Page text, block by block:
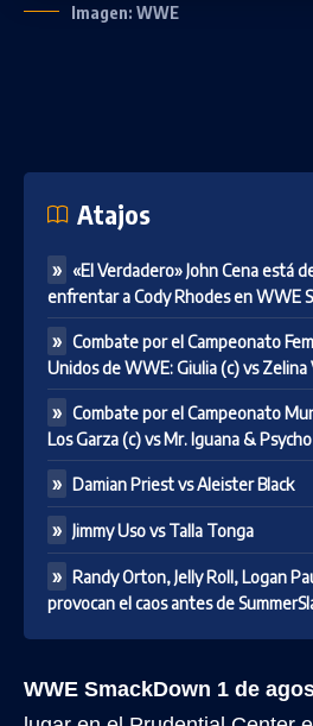
Imagen: WWE
Atajos
«El Verdadero» John Cena está
enfrentar a Cody Rhodes en WWE
Combate por el Campeonato
Unidos de WWE: Giulia (c) vs Zelina
Combate por el Campeonato
Los Garza (c) vs Mr. Iguana &
Damian Priest vs Aleister Black
Jimmy Uso vs Talla Tonga
Randy Orton, Jelly Roll, Logan
provocan el caos antes de
WWE SmackDown 1 de